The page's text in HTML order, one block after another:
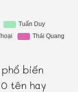
biến
tên hay